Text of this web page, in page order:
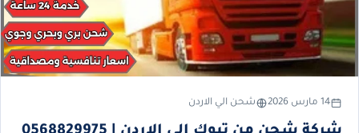
14 مارس 2026 شحن الي الاردن